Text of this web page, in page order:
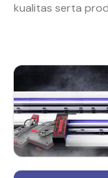
kualitas serta